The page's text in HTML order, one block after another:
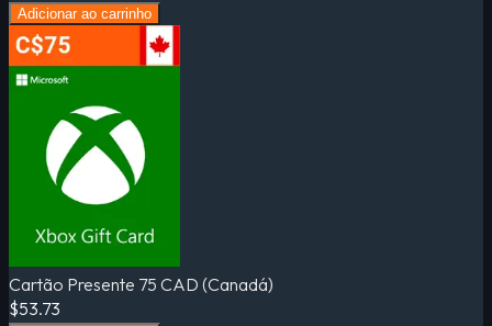
Adicionar ao carrinho
Cartão Presente 75 CAD (Canadá)
$53.73